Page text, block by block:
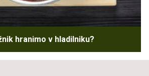
hranimo v hladilniku?